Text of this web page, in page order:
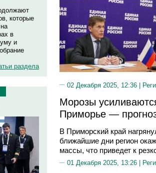
которые
в
и
раздела
02 Декабря 2025, 12:36 |
Морозы
Приморье —
В Приморский край
ближайшие дни регион
массы, что приведет к
01 Декабря 2025, 13:26 |